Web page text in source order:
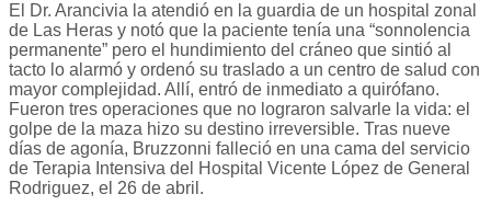
El Dr. Arancivia la atendió en la guardia de un hospital zonal
de Las Heras y notó que la paciente tenía una “sonnolencia
permanente” pero el hundimiento del cráneo que sintió al
tacto lo alarmó y ordenó su traslado a un centro de salud con
mayor complejidad. Allí, entró de inmediato a quirófano.
Fueron tres operaciones que no lograron salvarle la vida: el
golpe de la maza hizo su destino irreversible. Tras nueve
días de agonía, Bruzzonni falleció en una cama del servicio
de Terapia Intensiva del Hospital Vicente López de General
Rodriguez, el 26 de abril.